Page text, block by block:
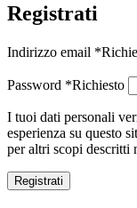
Registrati
Indirizzo email *
Password *Richiesto
I tuoi dati personali
esperienza su questo
per altri scopi descritti
Registrati